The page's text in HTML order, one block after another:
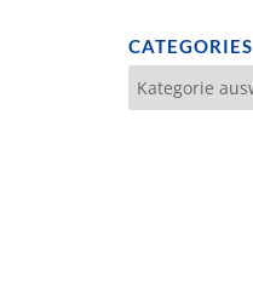
CATEGORIES
Categories